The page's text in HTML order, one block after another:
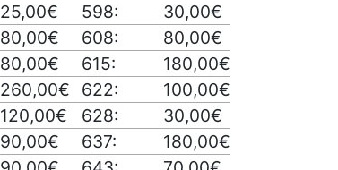
25,00€ 598:
30,00€
80,00€ 608:
80,00€
80,00€ 615:
180,00€
260,00€ 622:
100,00€
120,00€ 628:
30,00€
90,00€ 637:
180,00€